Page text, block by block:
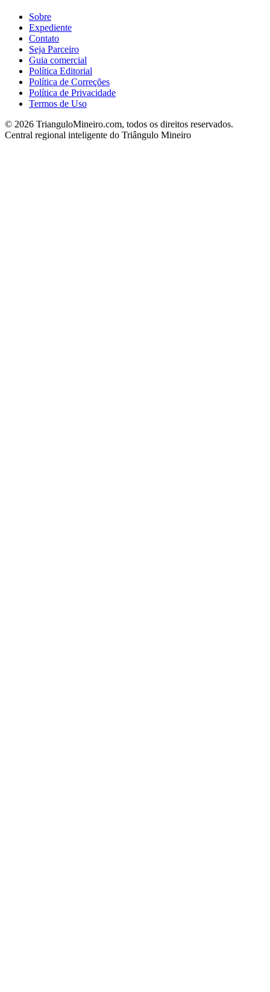
Sobre
Expediente
Contato
Seja Parceiro
Guia comercial
Política Editorial
Política de Correções
Política de Privacidade
Termos de Uso
© 2026 TrianguloMineiro.com, todos os direitos reservados.
Central regional inteligente do Triângulo Mineiro